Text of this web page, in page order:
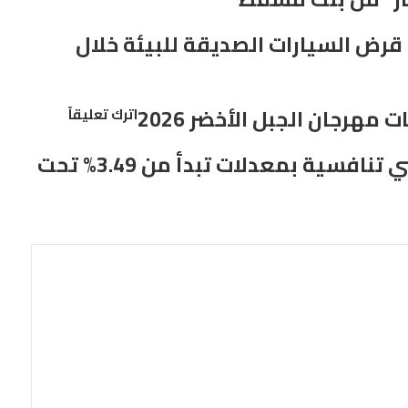
بنك مسقط ينظم رحلة اكتشاف مهني لأبناء
الموظفين ضمن فعالية “Future Banker”
السيارات الصديقة للبيئة خلال
الجبل الأخضر 2026
بنك نزوى يقدّم حلول تمويل شخصي تنافسية بمعدلات تبدأ من 3.49% تحت
اترك تعليقاً